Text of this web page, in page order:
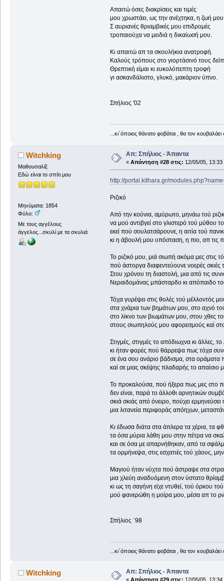
Απαιτώ όσες διακρίσεις και τιμές
μου χρωστάει, ως την ανέχτηκα, η ζωή μου.
Σ αυριανές θριαμβικές μου επιδρομές
τροπαιούχα να μειδιά η δικαίωσή μου.
Κι απαιτώ απ τα σκουλήκια ανατροφή.
Καλούς τρόπους στο γιορτάσινό τους
Θρεπτική είμαι κι ευκολόπεπτη τροφή
γι ασκανδάλιστο, γλυκό, μακάριον ύπνο.
Σπήλιος '02
...κι΄όποιος θάνατο φοβάται , θα τον
Witchking
Μαθουσαλίξ
Εδώ είναι το σπίτι μου
Μηνύματα: 1854
Φύλο:
Με τους αγγέλους
άγγελος...σκυλί με τα σκυλιά
Απ: Σπήλιος - Άπαντα
« Απάντηση #28 στις: 12/05/05, 13:33
http://portal.kithara.gr/
Ριζικό
Από την κούνια, αμύρωτο, μηνάω τού
να μού αντιβγεί στο γλιστερό τού μύθου
εκεί πού σουλατσάρουνε, η αιτία τού
κι η άβουλή μου υπόσταση, η πιο, απ τις
Το ριζικό μου, μιά σιωπή ακόμα μες στις
πού άστοργα διαφεντεύουνε νοερές σκιές
Στου χρόνου τη διαστολή, μια από τις
Νεραιδομάνας μπάσταρδο κι απόπαιδο
Τόχα γυρέψει στις θολές τού μέλλοντός
στα χνάρια των βημάτων μου, στο αχνό
στο λίκνο των βιωμάτων μου, στου χθες
στους σιωπηλούς μου αφορεσμούς καί
Στιγμές, στιγμές το απόδιωχνα κι άλλες,
κι ήταν φορές πού θάρρεψα πως τόχα
σε ένα σου ανάριο βάδισμα, στα οράματα
καί σε μιας σκέψης πλαδαρής το απαίσιο
Το προκαλούσα, πού ήξερα πως μες στο
δεν είναι, παρά το άλλοθι αρνητικών
σκιά σκιάς από όνειρο, πούχει ερμηνεύσει
μια λιτανεία περιφοράς απόηχων,
Κι έδωσα διάτα στα άπλερα τα χέρια, τα
τα όσα μύρια λάθη μου στην πέτρα να
και σε όσα με απαρνήθηκαν, από τα
τα ορμήνεψα, στις εσχατιές τού χάους,
Μαγιού ήταν νύχτα πού άστραψε στα
μια χλεύη αναδυόμενη στον ύστατο
κι ως τη σαγήνη είχε ντυθεί, τού όρκου
μού φανερώθη η μοίρα μου, μέσα απ το
Σπήλιος ¨98
...κι΄όποιος θάνατο φοβάται , θα τον
Witchking Απ: Σπήλιος - Άπαντα
« Απάντηση #29 στις: 12/05/05, 13:34